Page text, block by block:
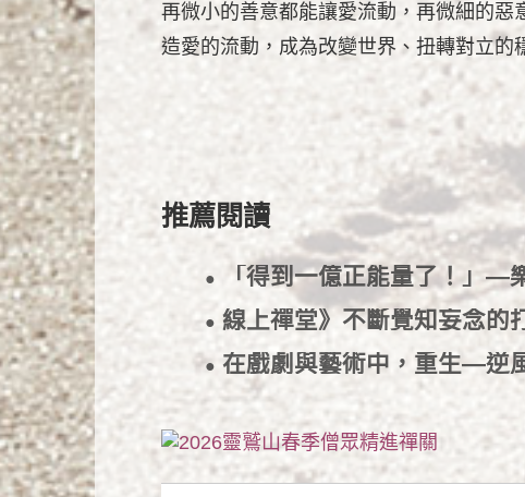
再微小的善意都能讓愛流動，再微細的
造愛的流動，成為改變世界、扭轉對立的
推薦閱讀
● 「得到一億正能量了！」—
● 線上禪堂》不斷覺知妄念
● 在戲劇與藝術中，重生—逆